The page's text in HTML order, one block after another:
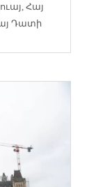
,Հայ
Դատի